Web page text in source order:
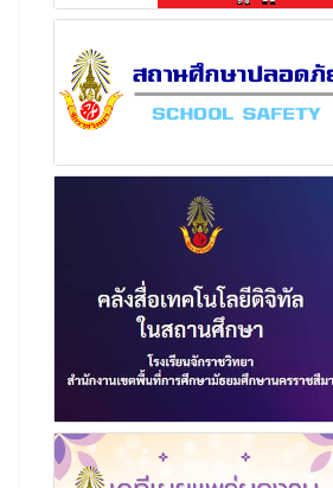
ฉบับที่ 10 เดือน กันยายน
พุทธศักราช 2564
24 ตุลาคม 2564
อ่านเพิ่มเติม